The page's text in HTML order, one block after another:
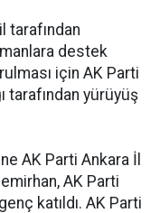
tarafından
destek
için AK Parti
tarafından yürüyüş
AK Parti Ankara İl
AK Parti
katıldı. AK Parti